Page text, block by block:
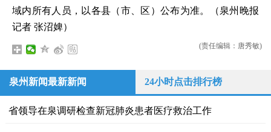
域内所有人员，以各县（市、区）公布为准。（泉州晚报
记者 张沼婢）
(责任编辑：唐秀敏)
泉州新闻最新新闻 24小时点击排行榜
省领导在泉调研检查新冠肺炎患者医疗救治工作